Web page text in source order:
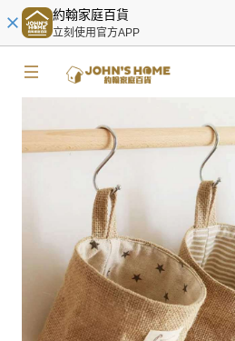
約翰家庭百貨
立刻使用官方APP